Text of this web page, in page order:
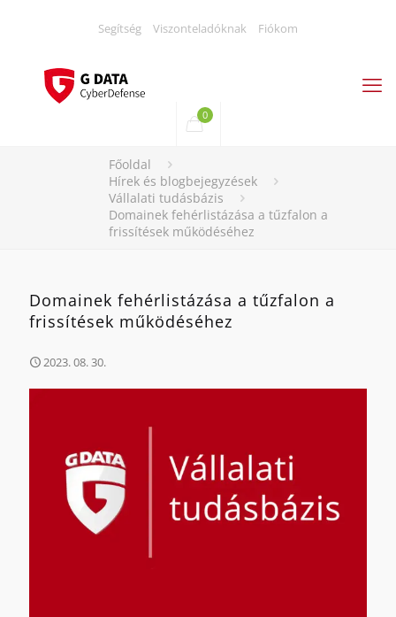
Segítség Viszonteladóknak Fiókom
0
Főoldal
Hírek és blogbejegyzések
Vállalati tudásbázis
Domainek fehérlistázása a tűzfalon a
frissítések működéséhez
Domainek fehérlistázása a tűzfalon a
frissítések működéséhez
2023. 08. 30.